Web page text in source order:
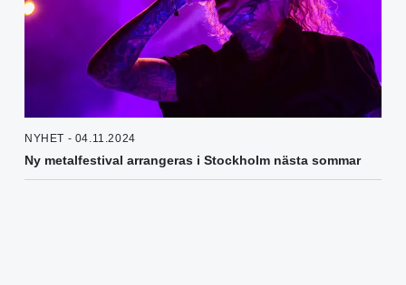
NYHET - 04.11.2024
Ny metalfestival arrangeras i Stockholm nästa sommar